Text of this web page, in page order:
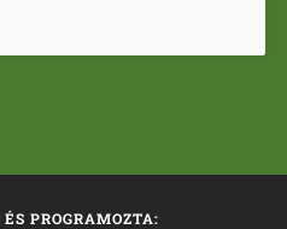
PROGRAMOZTA: